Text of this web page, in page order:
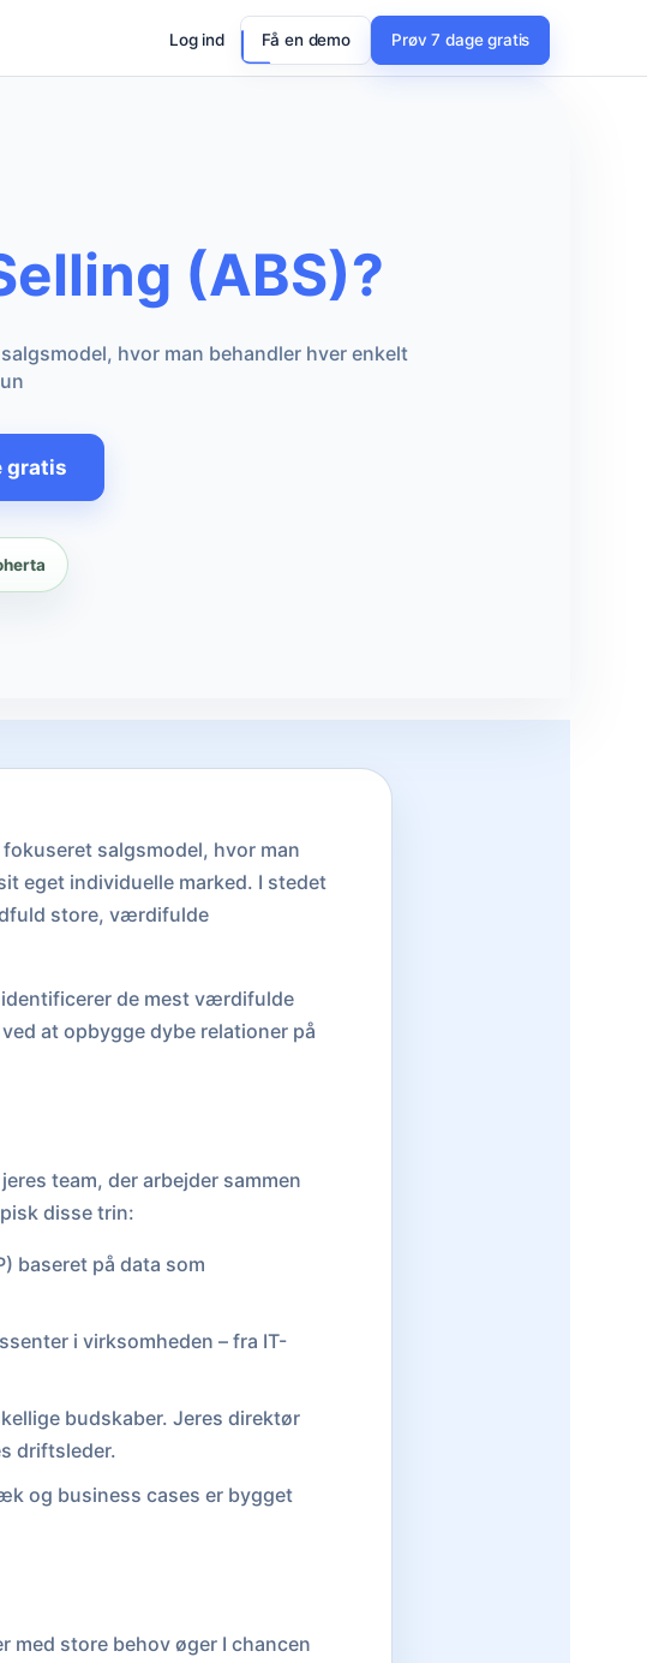
Log ind Få en demo Prøv 7 dage gratis
(ABS)?
hvor man behandler hver enkelt
gratis
salgsmodel, hvor man
eget individuelle marked. I stedet
store, værdifulde
de mest værdifulde
at opbygge dybe relationer på
team, der arbejder sammen
disse trin:
baseret på data som
i virksomheden – fra IT-
budskaber. Jeres direktør
driftsleder.
og business cases er bygget
med store behov øger I chancen